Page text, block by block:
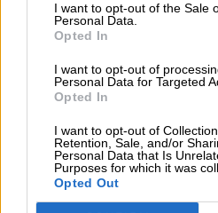
I want to opt-out of the Sale
Personal Data.
Opted In
I want to opt-out of
Personal Data for Targeted
Opted In
I want to opt-out of
Retention, Sale, and/or
Personal Data that Is
Purposes for which it was
Opted Out
Zapytanie o "Mysz
EMAIL